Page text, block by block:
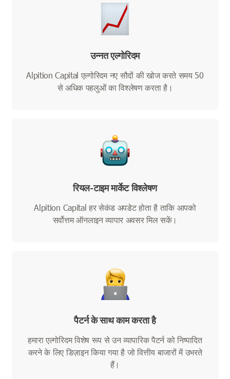
उन्नत एल्गोरिदम
Alpition Capital एल्गोरिदम नए सौदों की खोज करते समय 50
से अधिक पहलुओं का विश्लेषण करता है।
रियल-टाइम मार्केट विश्लेषण
Alpition Capital हर सेकंड अपडेट होता है ताकि आपको
सर्वोत्तम ऑनलाइन व्यापार अवसर मिल सकें।
पैटर्न के साथ काम करता है
हमारा एल्गोरिदम विशेष रूप से उन व्यापारिक पैटर्न को निष्पादित
करने के लिए डिज़ाइन किया गया है जो वित्तीय बाजारों में उभरते
हैं।